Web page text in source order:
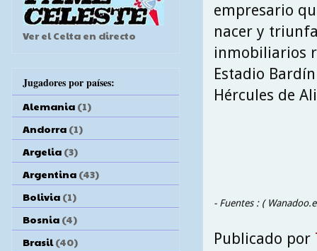
empresario
nacer y
inmobiliarios
Estadio
Hércules de
- Fuentes : (
Publicado por
Ver el Celta en directo
Jugadores por países:
Alemania (1)
Andorra (1)
Argelia (3)
Argentina (43)
Bolivia (1)
Bosnia (4)
Brasil (40)